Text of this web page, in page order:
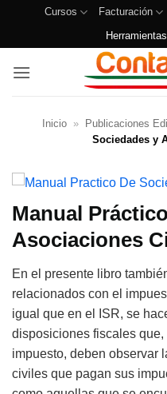
Cursos Facturación
Herramientas
Inicio » Publicaciones
Sociedades y
Manual
Asociaciones
En el presente libro
relacionados con el
igual que en el ISR, se
disposiciones fiscales
impuesto, deben observar
civiles que pagan sus